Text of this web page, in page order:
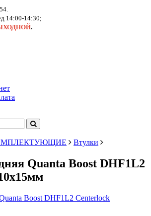
14:00-14:30;
.
Втулки
Quanta Boost DHF1L2